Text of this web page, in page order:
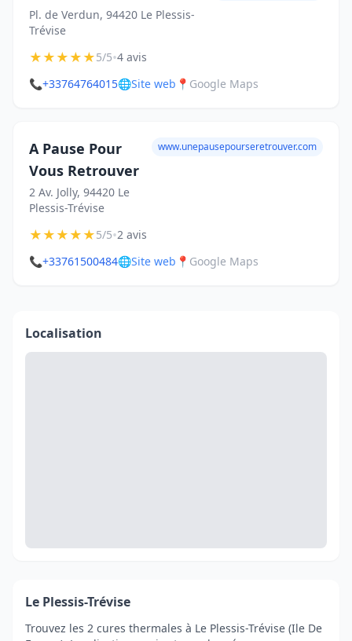
Pl. de Verdun, 94420 Le Plessis-
Trévise
★★★★★5/5•4 avis
📞+33764764015🌐Site web 📍 Google Maps
A Pause Pour
Vous Retrouver
2 Av. Jolly, 94420 Le
Plessis-Trévise
www.unepausepourseretrouver.com
★★★★★5/5•2 avis
📞+33761500484🌐Site web 📍 Google Maps
Localisation
Le Plessis-Trévise
Trouvez les 2 cures thermales à Le Plessis-Trévise (Ile De